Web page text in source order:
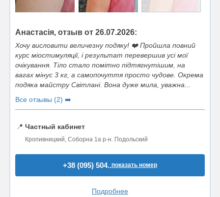
Анастасія, отзыв от 26.07.2026:
Хочу висловити величезну подяку! ❤️ Пройшла повний
курс міостимуляції, і результат перевершив усі мої
очікування. Тіло стало помітно підтягнутішим, на
вагах мінус 3 кг, а самопочуття просто чудове. Окрема
подяка майстру Світлані. Вона дуже мила, уважна...
Все отзывы (2) ➡️
📍 Частный кабинет
Кропивницкий, Соборна 1а р-н. Подольский
+38 (095) 504..показать номер
Подробнее